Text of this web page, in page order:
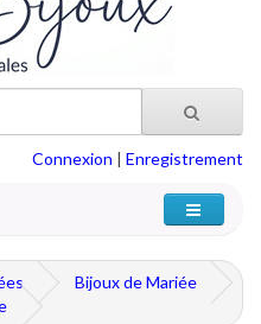
Connexion | Enregistrement
Bijoux de Mariée